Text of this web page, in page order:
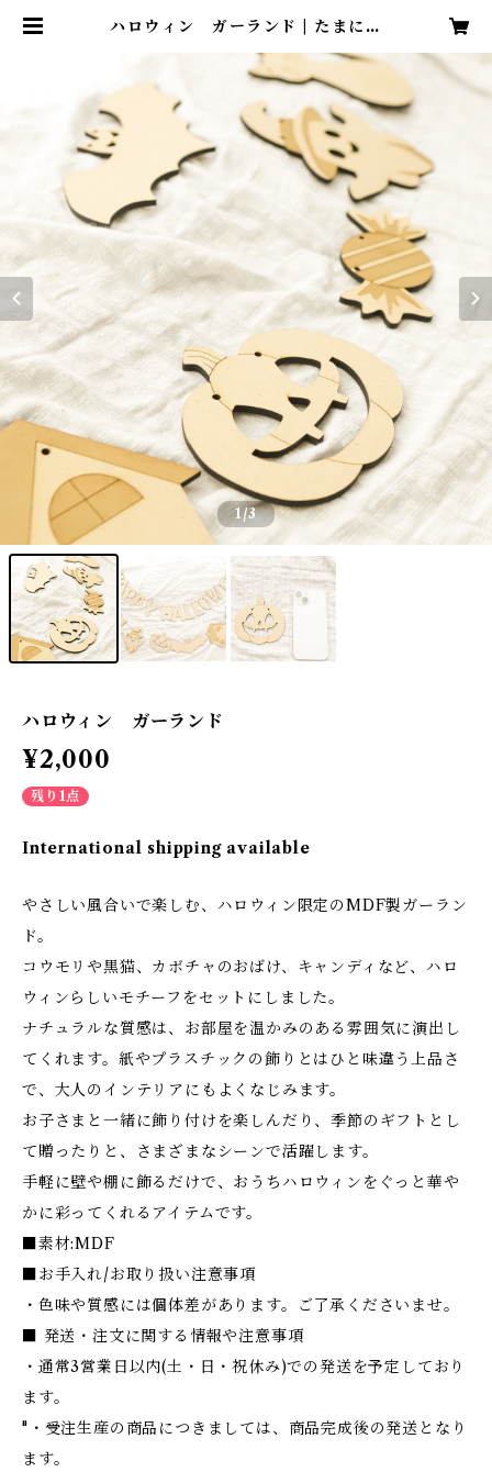
ハロウィン ガーランド | たまに商
1/3
ハロウィン ガーランド
¥2,000
残り1点
International shipping available
やさしい風合いで楽しむ、ハロウィン限定のMDF製ガーラン
ド。
コウモリや黒猫、カボチャのおばけ、キャンディなど、ハロ
ウィンらしいモチーフをセットにしました。
ナチュラルな質感は、お部屋を温かみのある雰囲気に演出し
てくれます。紙やプラスチックの飾りとはひと味違う上品さ
で、大人のインテリアにもよくなじみます。
お子さまと一緒に飾り付けを楽しんだり、季節のギフトとし
て贈ったりと、さまざまなシーンで活躍します。
手軽に壁や棚に飾るだけで、おうちハロウィンをぐっと華や
かに彩ってくれるアイテムです。
■素材:MDF
■お手入れ/お取り扱い注意事項
・色味や質感には個体差があります。ご了承くださいませ。
■ 発送・注文に関する情報や注意事項
・通常3営業日以内(土・日・祝休み)での発送を予定しており
ます。
"・受注生産の商品につきましては、商品完成後の発送となり
ます。